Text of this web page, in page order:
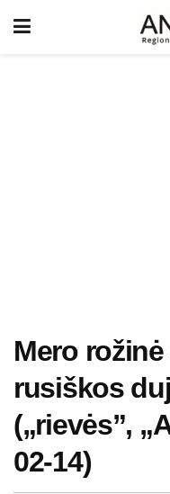
Mero
rusiškos
(„rievės”,
02-14)